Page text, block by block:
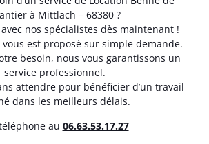
à Mittlach – 68380 ?
nos spécialistes dès maintenant !
est proposé sur simple demande.
besoin, nous vous garantissons un
service professionnel.
attendre pour bénéficier d’un travail
dans les meilleurs délais.
au 06.63.53.17.27